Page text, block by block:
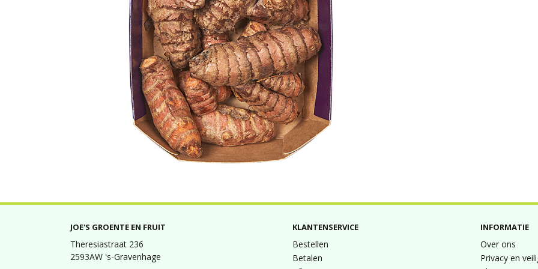
JOE'S GROENTE EN FRUIT
Theresiastraat 236
2593AW 's-Gravenhage
KLANTENSERVICE
Bestellen
Betalen
INFORMATIE
Over ons
Privacy en